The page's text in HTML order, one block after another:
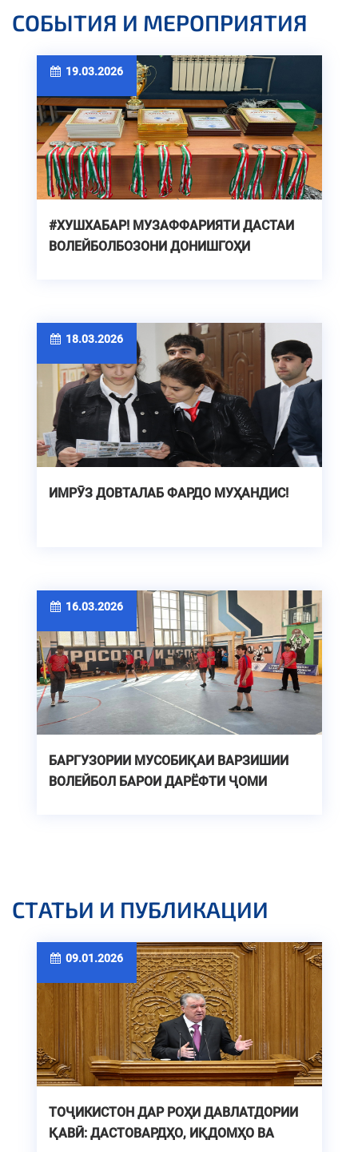
СОБЫТИЯ И МЕРОПРИЯТИЯ
19.03.2026
#ХУШХАБАР! МУЗАФФАРИЯТИ ДАСТАИ
ВОЛЕЙБОЛБОЗОНИ ДОНИШГОҲИ
18.03.2026
ИМРӮЗ ДОВТАЛАБ ФАРДО МУҲАНДИС!
16.03.2026
БАРГУЗОРИИ МУСОБИҚАИ ВАРЗИШИИ
ВОЛЕЙБОЛ БАРОИ ДАРЁФТИ ҶОМИ
СТАТЬИ И ПУБЛИКАЦИИ
09.01.2026
ТОҶИКИСТОН ДАР РОҲИ ДАВЛАТДОРИИ
ҚАВӢ: ДАСТОВАРДҲО, ИҚДОМҲО ВА